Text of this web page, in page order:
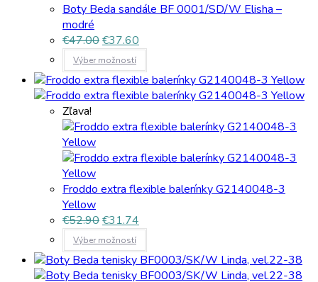
Boty Beda sandále BF 0001/SD/W Elisha –
modré
€47.00€37.60
Výber možností
Zľava!
Froddo extra flexible balerínky G2140048-3
Yellow
€52.90€31.74
Výber možností